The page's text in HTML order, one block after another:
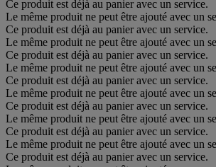
Ce produit est déjà au panier avec un service.
Le même produit ne peut être ajouté avec un
Ce produit est déjà au panier avec un service.
Le même produit ne peut être ajouté avec un
Ce produit est déjà au panier avec un service.
Le même produit ne peut être ajouté avec un
Ce produit est déjà au panier avec un service.
Le même produit ne peut être ajouté avec un
Ce produit est déjà au panier avec un service.
Le même produit ne peut être ajouté avec un
Ce produit est déjà au panier avec un service.
Le même produit ne peut être ajouté avec un
Ce produit est déjà au panier avec un service.